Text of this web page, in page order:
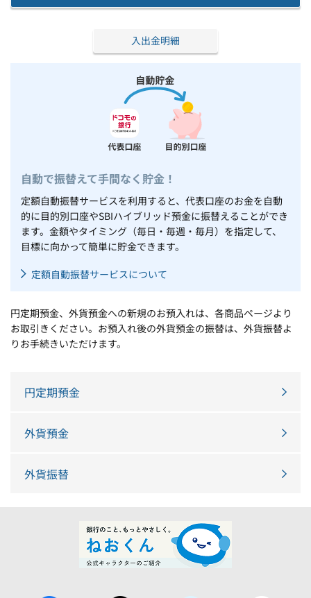
入出金明細
自動で振替えて手間なく貯金！
定額自動振替サービスを利用すると、代表口座のお金を自動
的に目的別口座やSBIハイブリッド預金に振替えることができ
ます。金額やタイミング（毎日・毎週・毎月）を指定して、
目標に向かって簡単に貯金できます。
定額自動振替サービスについて
円定期預金、外貨預金への新規のお預入れは、各商品ページより
お取引きください。お預入れ後の外貨預金の振替は、外貨振替よ
りお手続きいただけます。
円定期預金
外貨預金
外貨振替